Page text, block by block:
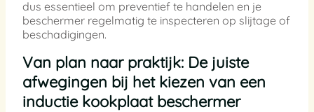
dus essentieel om preventief te handelen en je
beschermer regelmatig te inspecteren op slijtage of
beschadigingen.
Van plan naar praktijk: De juiste
afwegingen bij het kiezen van een
inductie kookplaat beschermer